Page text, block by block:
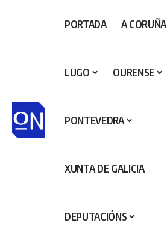
PORTADA A CORUÑA
LUGO OURENSE
PONTEVEDRA
XUNTA DE GALICIA
DEPUTACIÓNS